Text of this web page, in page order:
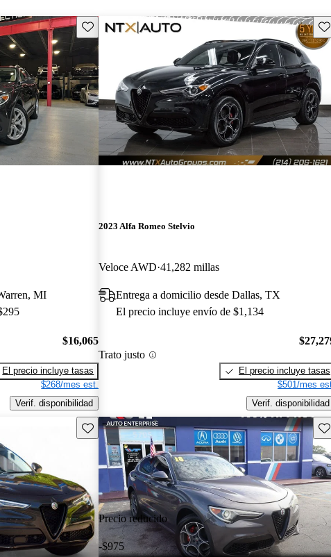
Guarda este Aviso
MI
$16,065
El precio incluye tasas
$268/mes est.
Verif. disponibilidad
2023 Alfa Romeo Stelvio
Veloce AWD 41,282 millas
Entrega a domicilio desde Dallas, TX
El precio incluye envío de $1,134
Trato justo
El precio incluye tasas
$501/mes
Verif. disponibilidad
Guarda este Aviso
Precio reducido
-$975